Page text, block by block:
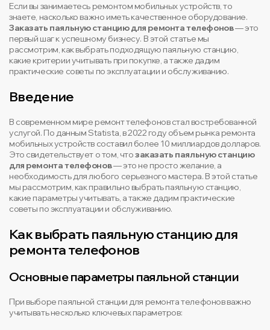
Если вы занимаетесь ремонтом мобильных устройств, то
знаете, насколько важно иметь качественное оборудование.
Заказать паяльную станцию для ремонта телефонов— это
первый шаг к успешному бизнесу. В этой статье мы
рассмотрим, как выбрать подходящую паяльную станцию,
какие критерии учитывать при покупке, а также дадим
практические советы по эксплуатации и обслуживанию.
Введение
В современном мире ремонт телефонов стал востребованной
услугой. По данным Statista, в 2022 году объем рынка ремонта
мобильных устройств составил более 10 миллиардов долларов.
Это свидетельствует о том, чтозаказать паяльную станцию
для ремонта телефонов— это не просто желание, а
необходимость для любого серьезного мастера. В этой статье
мы рассмотрим, как правильно выбрать паяльную станцию,
какие параметры учитывать, а также дадим практические
советы по эксплуатации и обслуживанию.
Как выбрать паяльную станцию для
ремонта телефонов
Основные параметры паяльной станции
При выборе паяльной станции для ремонта телефонов важно
учитывать несколько ключевых параметров: